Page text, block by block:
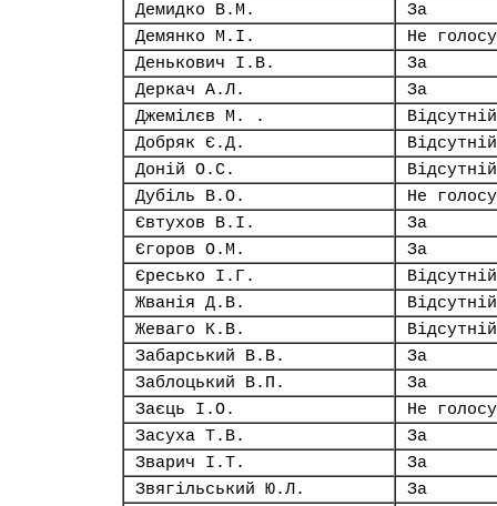
Демидко В.М.
За
Демянко М.І.
Не
Денькович І.В.
За
Деркач А.Л.
За
Джемілєв М. .
Відсутній
Добряк Є.Д.
Відсутній
Доній О.С.
Відсутній
Дубіль В.О.
Не
Євтухов В.І.
За
Єгоров О.М.
За
Єресько І.Г.
Відсутній
Жванія Д.В.
Відсутній
Жеваго К.В.
Відсутній
Забарський В.В.
За
Заблоцький В.П.
За
Заєць І.О.
Не
Засуха Т.В.
За
Зварич І.Т.
За
Звягільський Ю.Л.
За